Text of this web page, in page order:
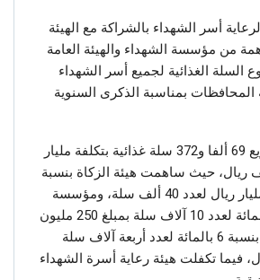
أسر الشهداء بالشراكة مع الهيئة
من مؤسسة الشهداء والهيئة العامة
السلة الغذائية لجميع أسر الشهداء
بمناسبة الذكرى السنوية
يتضمن المشروع توزيع 69 ألفا و372 سلة غذائية بتكلفة مليار
مليونا و300 ألف ريال، حيث ساهمت هيئة الزكاة بنسبة
60 بالمائة بإجمالي مليار ريال لعدد 40 ألف سلة، ومؤسسة
الشهداء بنسبة 15 بالمائة لعدد 10 آلاف سلة بمبلغ 250 مليون
ريال، وهيئة الأوقاف بنسبة 6 بالمائة لعدد أربعة آلاف سلة
ريال، فيما تكفلت هيئة رعاية أسرة الشهداء